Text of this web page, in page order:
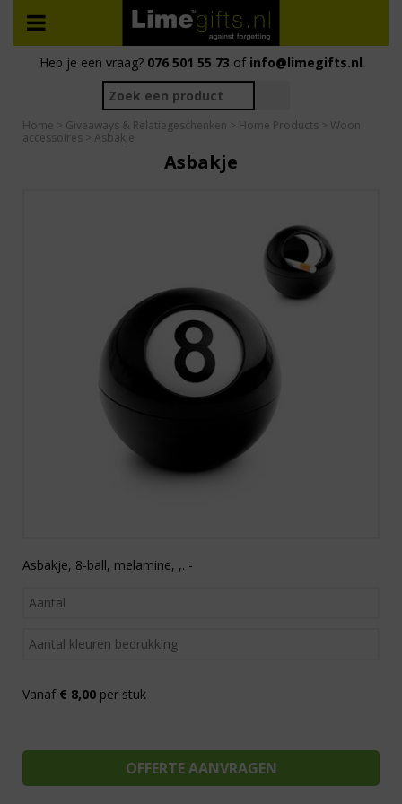
Heb je een vraag? 076 501 55 73 of info@limegifts.nl
Home > Giveaways & Relatiegeschenken > Home Products > Woon
accessoires > Asbakje
Asbakje
Asbakje, 8-ball, melamine, ,. -
Vanaf € 8,00 per stuk